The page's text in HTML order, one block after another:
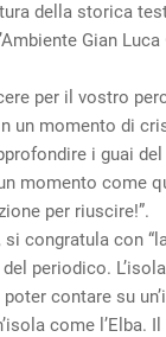
della storica
Gian Luca
per il vostro
un momento di
i guai
momento come
per riuscire!”.
congratula con
periodico.
contare su
come l’Elba.